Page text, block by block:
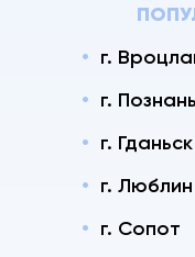
г.
г. Познань
г. Гданьск
г. Люблин
г. Сопот